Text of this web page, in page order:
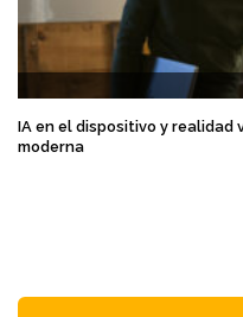
IA en el dispositivo y
moderna